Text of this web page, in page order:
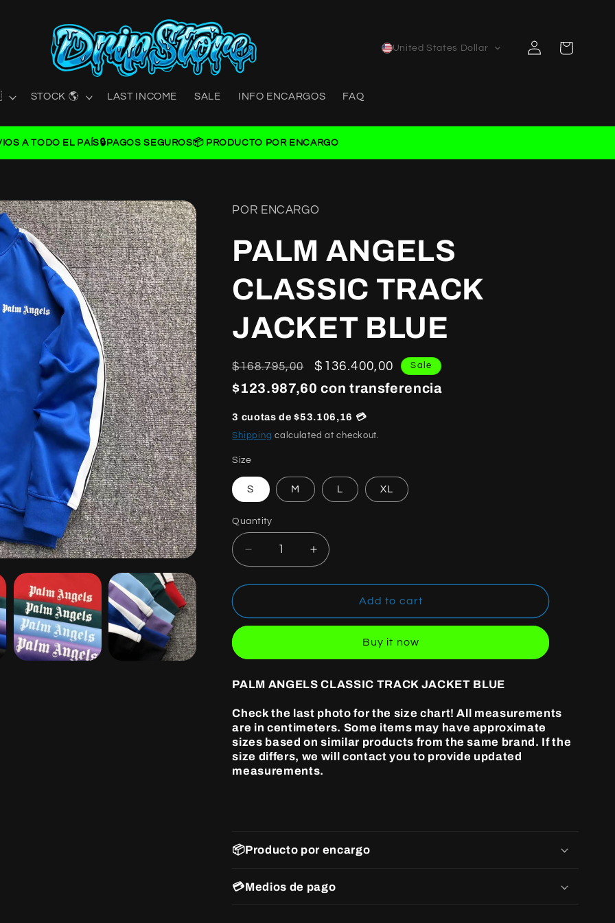
STOCK 🌎 LAST INCOME SALE INFO ENCARGOS FAQ
United States Dollar
Log
in
Cart
A TODO EL PAÍS🔒PAGOS SEGUROS📦 PRODUCTO POR ENCARGO
POR ENCARGO
PALM ANGELS
CLASSIC TRACK
JACKET BLUE
Regular
price
$168.795,00
Sale
price
$136.400,00 Sale
$123.987,60 con transferencia
3 cuotas de $53.106,16 💳
Shipping calculated at checkout.
Size
S M L XL
Quantity
Quantity
Decrease
quantity
for
ANGELS
JACKET
BLUE
Increase
quantity
for
ANGELS
JACKET
BLUE
Add to cart
Buy it now
PALM ANGELS CLASSIC TRACK JACKET BLUE
Check the last photo for the size chart! All measurements
are in centimeters. Some items may have approximate
sizes based on similar products from the same brand. If the
size differs, we will contact you to provide updated
measurements.
📦Producto por encargo
💳Medios de pago